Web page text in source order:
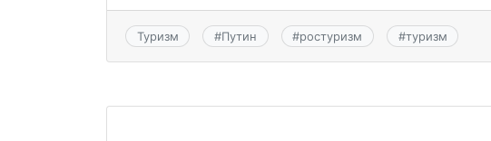
Туризм #Путин #ростуризм #туризм